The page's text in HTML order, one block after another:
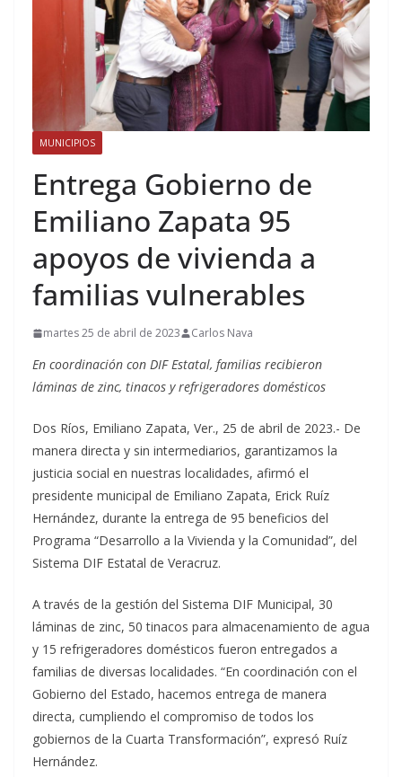
MUNICIPIOS
Entrega Gobierno de
Emiliano Zapata 95
apoyos de vivienda a
familias vulnerables
martes 25 de abril de 2023 Carlos Nava
En coordinación con DIF Estatal, familias recibieron
láminas de zinc, tinacos y refrigeradores domésticos
Dos Ríos, Emiliano Zapata, Ver., 25 de abril de 2023.- De
manera directa y sin intermediarios, garantizamos la
justicia social en nuestras localidades, afirmó el
presidente municipal de Emiliano Zapata, Erick Ruíz
Hernández, durante la entrega de 95 beneficios del
Programa “Desarrollo a la Vivienda y la Comunidad”, del
Sistema DIF Estatal de Veracruz.
A través de la gestión del Sistema DIF Municipal, 30
láminas de zinc, 50 tinacos para almacenamiento de agua
y 15 refrigeradores domésticos fueron entregados a
familias de diversas localidades. “En coordinación con el
Gobierno del Estado, hacemos entrega de manera
directa, cumpliendo el compromiso de todos los
gobiernos de la Cuarta Transformación”, expresó Ruíz
Hernández.